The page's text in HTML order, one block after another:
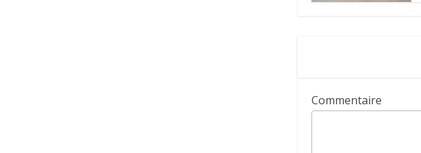
Commentaire